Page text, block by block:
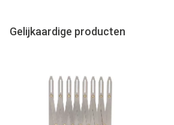
Gelijkaardige producten